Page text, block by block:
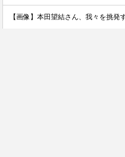
【画像】本田望結さん、我々を挑発